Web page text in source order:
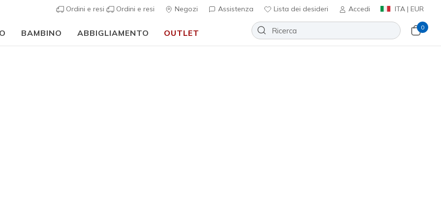
Ordini e resi Ordini e resi Negozi Assistenza Lista dei desideri Accedi ITA | EUR
BAMBINO ABBIGLIAMENTO OUTLET
0